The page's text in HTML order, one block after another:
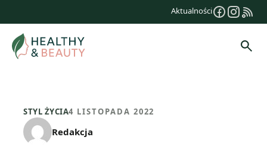
treści
Aktualności
STYL ŻYCIA4 LISTOPADA 2022
Redakcja